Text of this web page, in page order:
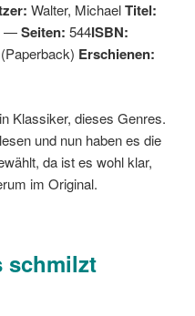
Walter, MichaelTitel:
—Seiten: 544ISBN:
Erschienen:
Klassiker, dieses Genres.
und nun haben es die
da ist es wohl klar,
im Original.
schmilzt